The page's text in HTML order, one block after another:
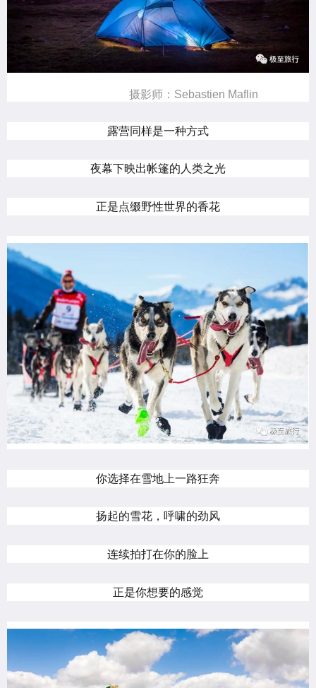
摄影师：Sebastien Maflin
露营同样是一种方式
夜幕下映出帐篷的人类之光
正是点缀野性世界的香花
你选择在雪地上一路狂奔
扬起的雪花，呼啸的劲风
连续拍打在你的脸上
正是你想要的感觉